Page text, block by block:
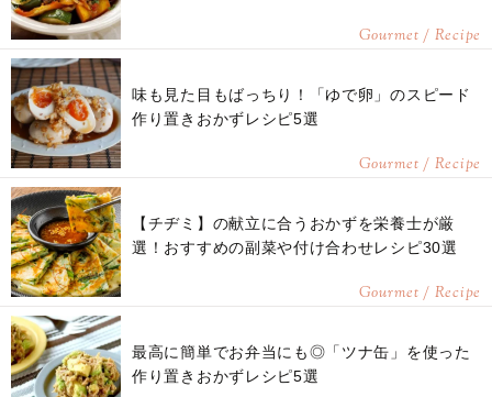
Gourmet / Recipe
味も見た目もばっちり！「ゆで卵」のスピード
作り置きおかずレシピ5選
Gourmet / Recipe
【チヂミ】の献立に合うおかずを栄養士が厳
選！おすすめの副菜や付け合わせレシピ30選
Gourmet / Recipe
最高に簡単でお弁当にも◎「ツナ缶」を使った
作り置きおかずレシピ5選